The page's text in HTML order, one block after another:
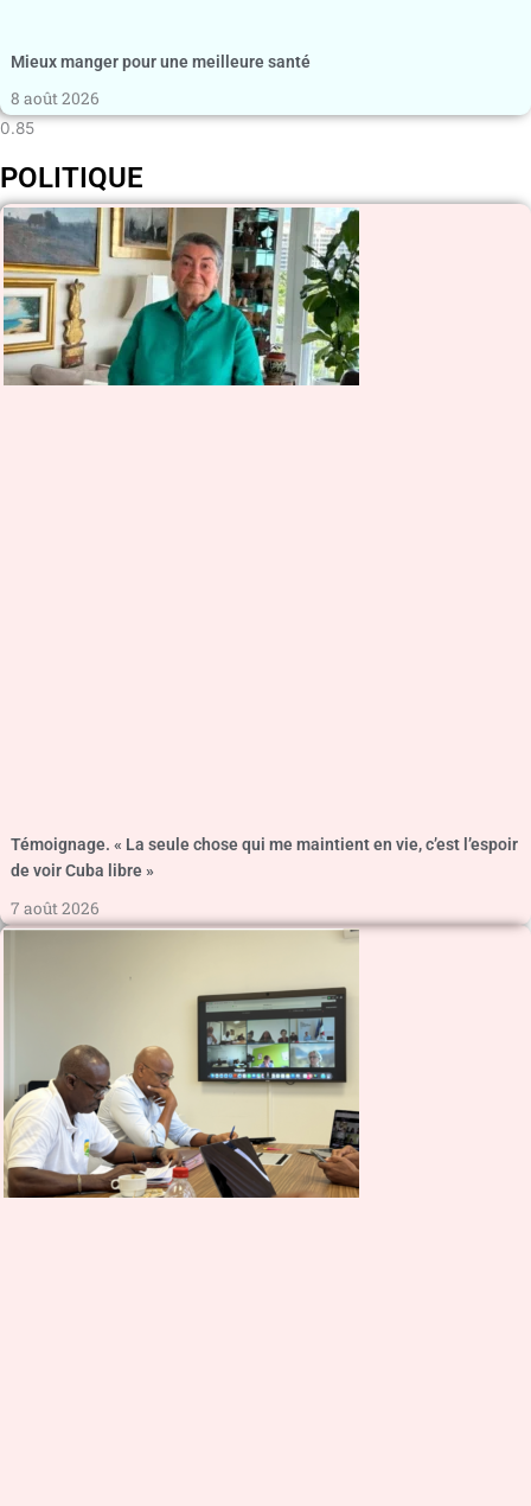
Mieux manger pour une meilleure santé
8 août 2026
POLITIQUE
Témoignage. « La seule chose qui me maintient en vie, c’est l’espoir
de voir Cuba libre »
7 août 2026